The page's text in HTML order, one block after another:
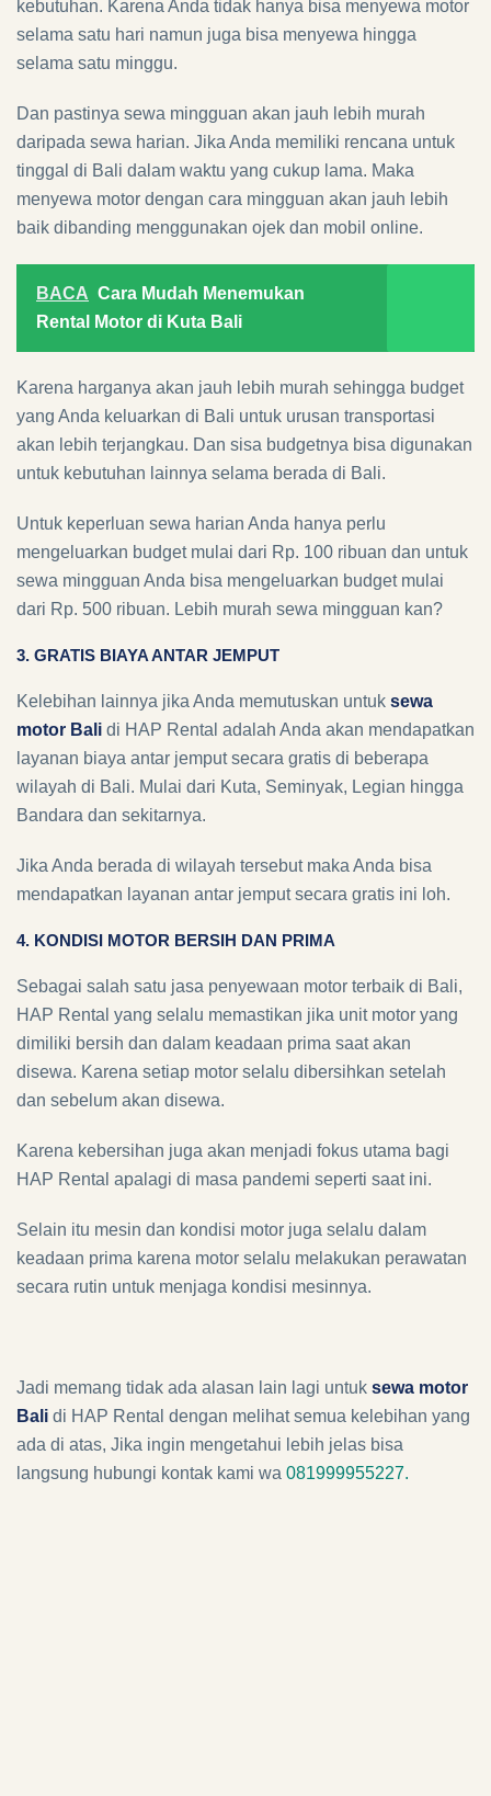
kebutuhan. Karena Anda tidak hanya bisa menyewa motor
selama satu hari namun juga bisa menyewa hingga
selama satu minggu.
Dan pastinya sewa mingguan akan jauh lebih murah
daripada sewa harian. Jika Anda memiliki rencana untuk
tinggal di Bali dalam waktu yang cukup lama. Maka
menyewa motor dengan cara mingguan akan jauh lebih
baik dibanding menggunakan ojek dan mobil online.
BACA Cara Mudah Menemukan
Rental Motor di Kuta Bali
Karena harganya akan jauh lebih murah sehingga budget
yang Anda keluarkan di Bali untuk urusan transportasi
akan lebih terjangkau. Dan sisa budgetnya bisa digunakan
untuk kebutuhan lainnya selama berada di Bali.
Untuk keperluan sewa harian Anda hanya perlu
mengeluarkan budget mulai dari Rp. 100 ribuan dan untuk
sewa mingguan Anda bisa mengeluarkan budget mulai
dari Rp. 500 ribuan. Lebih murah sewa mingguan kan?
3. GRATIS BIAYA ANTAR JEMPUT
Kelebihan lainnya jika Anda memutuskan untuk sewa
motor Bali di HAP Rental adalah Anda akan mendapatkan
layanan biaya antar jemput secara gratis di beberapa
wilayah di Bali. Mulai dari Kuta, Seminyak, Legian hingga
Bandara dan sekitarnya.
Jika Anda berada di wilayah tersebut maka Anda bisa
mendapatkan layanan antar jemput secara gratis ini loh.
4. KONDISI MOTOR BERSIH DAN PRIMA
Sebagai salah satu jasa penyewaan motor terbaik di Bali,
HAP Rental yang selalu memastikan jika unit motor yang
dimiliki bersih dan dalam keadaan prima saat akan
disewa. Karena setiap motor selalu dibersihkan setelah
dan sebelum akan disewa.
Karena kebersihan juga akan menjadi fokus utama bagi
HAP Rental apalagi di masa pandemi seperti saat ini.
Selain itu mesin dan kondisi motor juga selalu dalam
keadaan prima karena motor selalu melakukan perawatan
secara rutin untuk menjaga kondisi mesinnya.
Jadi memang tidak ada alasan lain lagi untuk sewa motor
Bali di HAP Rental dengan melihat semua kelebihan yang
ada di atas, Jika ingin mengetahui lebih jelas bisa
langsung hubungi kontak kami wa 081999955227.